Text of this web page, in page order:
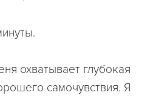
охватывает глубокая
самочувствия. Я